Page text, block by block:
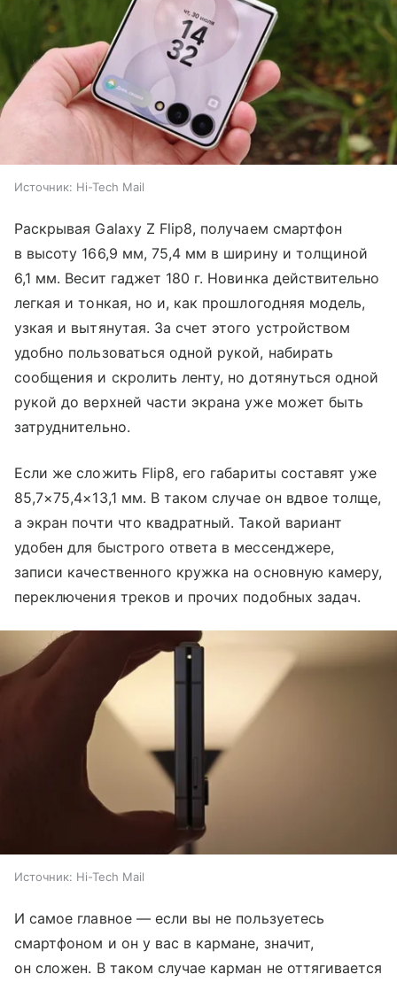
Источник: Hi-Tech Mail
Раскрывая Galaxy Z Flip8, получаем смартфон
в высоту 166,9 мм, 75,4 мм в ширину и толщиной
6,1 мм. Весит гаджет 180 г. Новинка действительно
легкая и тонкая, но и, как прошлогодняя модель,
узкая и вытянутая. За счет этого устройством
удобно пользоваться одной рукой, набирать
сообщения и скролить ленту, но дотянуться одной
рукой до верхней части экрана уже может быть
затруднительно.
Если же сложить Flip8, его габариты составят уже
85,7×75,4×13,1 мм. В таком случае он вдвое толще,
а экран почти что квадратный. Такой вариант
удобен для быстрого ответа в мессенджере,
записи качественного кружка на основную камеру,
переключения треков и прочих подобных задач.
Источник: Hi-Tech Mail
И самое главное — если вы не пользуетесь
смартфоном и он у вас в кармане, значит,
он сложен. В таком случае карман не оттягивается